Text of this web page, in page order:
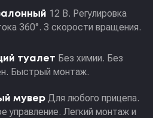
12 В. Регулировка
360°. 3 скорости вращения.
туалет Без химии. Без
Быстрый монтаж.
мувер Для любого прицепа.
управление. Легкий монтаж и